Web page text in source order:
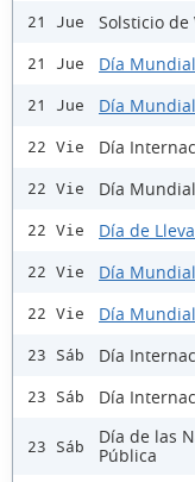
21 Jue Solsticio de
21 Jue Día
21 Jue Día
22 Vie Día
22 Vie Día
22 Vie Día de
22 Vie Día
22 Vie Día
23 Sáb Día
23 Sáb Día
23 Sáb
Día de las
Pública